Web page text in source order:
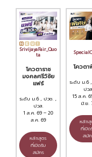
SrivijayaFair_Quo
ta
โควตาราช
มงคลศรีวิชัย
แฟร์
ระดับ ม.6 , ปวช. ,
ปวส.
1 ส.ค. 69 – 20
ส.ค. 69
หลักสูตร
ที่เปิดรับ
สมัคร
โควตา
ระดับ ม.6
ปว
15 ส.ค.
มิ.ย.
หลัก
ที่เปิด
สมั